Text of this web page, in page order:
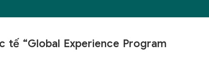
tế “Global Experience Program